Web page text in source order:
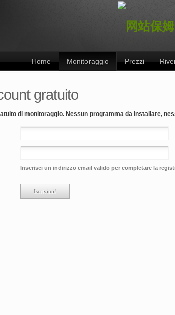
Home Monitoraggio Prezzi
gratuito
di monitoraggio. Nessun programma da installare,
Inserisci un indirizzo email valido per completare la